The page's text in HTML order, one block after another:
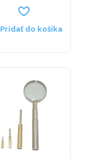
Pridať do košíka